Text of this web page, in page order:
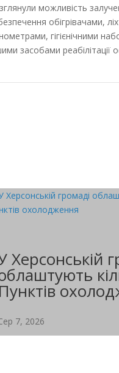
можливість
обігрівачами,
гігієнічними
засобами реабілітації
Херсонській
Пунктів
7, 2026